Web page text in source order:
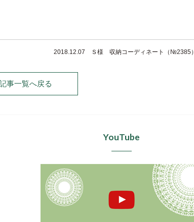
2018.12.07 Ｓ様 収納コーディネート（№2385）
事一覧へ戻る
YouTube